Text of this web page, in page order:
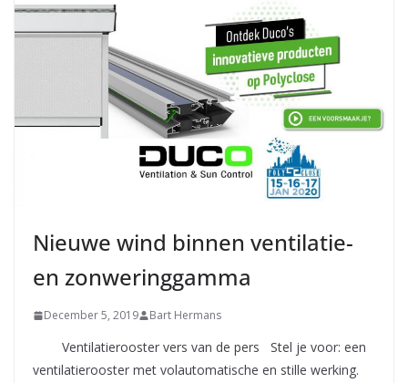
Nieuwe wind binnen ventilatie-
en zonweringgamma
December 5, 2019 Bart Hermans
Ventilatierooster vers van de pers Stel je voor: een
ventilatierooster met volautomatische en stille werking.